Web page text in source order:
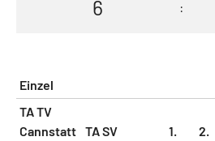
6 :
Einzel
TA TV
Cannstatt TA SV
1.
2.